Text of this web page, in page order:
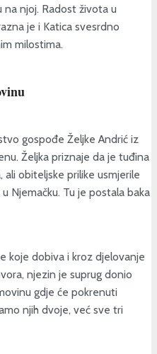
njoj. Radost života u
je i Katica svesrdno
milostima.
gospođe Željke Andrić iz
Željka priznaje da je tuđina
ali obiteljske prilike usmjerile
Njemačku. Tu je postala baka
koje dobiva i kroz djelovanje
njezin je suprug donio
gdje će pokrenuti
njih dvoje, već sve tri